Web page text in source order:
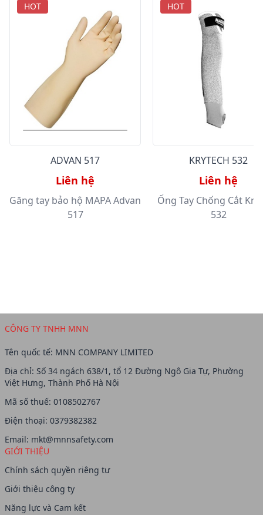
HOT
ADVAN 517
Liên hệ
Găng tay bảo hộ MAPA Advan
517
HOT
KRYTECH 532
Liên hệ
Ống Tay Chống Cắt
532
CÔNG TY TNHH MNN
Tên quốc tế: MNN COMPANY LIMITED
Địa chỉ: Số 34 ngách 638/1, tổ 12 Đường Ngô Gia Tự, Phường
Việt Hưng, Thành Phố Hà Nội
Mã số thuế: 0108502767
Điện thoại: 0379382382
Email: mkt@mnnsafety.com
GIỚI THIỆU
Chính sách quyền riêng tư
Giới thiệu công ty
Năng lực và Cam kết